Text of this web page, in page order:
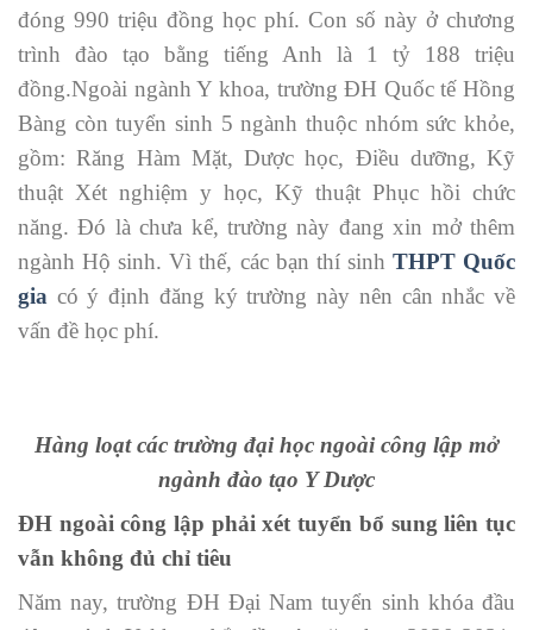
đóng 990 triệu đồng học phí. Con số này ở chương
trình đào tạo bằng tiếng Anh là 1 tỷ 188 triệu
đồng.Ngoài ngành Y khoa, trường ĐH Quốc tế Hồng
Bàng còn tuyển sinh 5 ngành thuộc nhóm sức khỏe,
gồm: Răng Hàm Mặt, Dược học, Điều dưỡng, Kỹ
thuật Xét nghiệm y học, Kỹ thuật Phục hồi chức
năng. Đó là chưa kể, trường này đang xin mở thêm
ngành Hộ sinh. Vì thế, các bạn thí sinh THPT Quốc
gia có ý định đăng ký trường này nên cân nhắc về
vấn đề học phí.
Hàng loạt các trường đại học ngoài công lập mở
ngành đào tạo Y Dược
ĐH ngoài công lập phải xét tuyển bổ sung liên tục
vẫn không đủ chỉ tiêu
Năm nay, trường ĐH Đại Nam tuyển sinh khóa đầu